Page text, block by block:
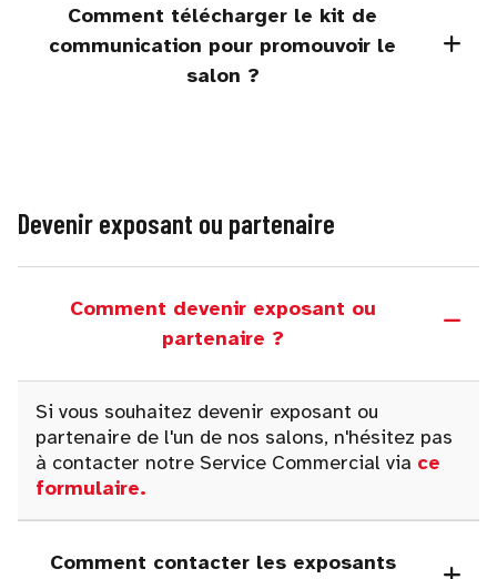
Comment télécharger le kit de
communication pour promouvoir le
salon ?
Devenir exposant ou partenaire
Comment devenir exposant ou
partenaire ?
Si vous souhaitez devenir exposant ou
partenaire de l'un de nos salons, n'hésitez pas
à contacter notre Service Commercial via ce
formulaire.
Comment contacter les exposants